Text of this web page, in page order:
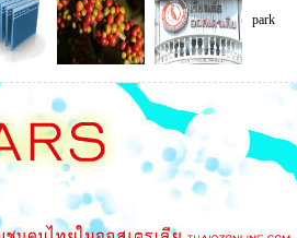
park madison